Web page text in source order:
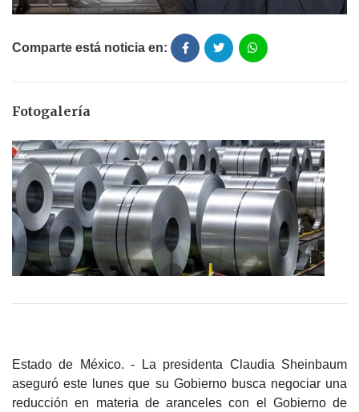
Comparte está noticia en:
Fotogalería
Estado de México. -
La presidenta Claudia Sheinbaum
aseguró este lunes que su Gobierno busca negociar una
reducción en materia de aranceles con el Gobierno de